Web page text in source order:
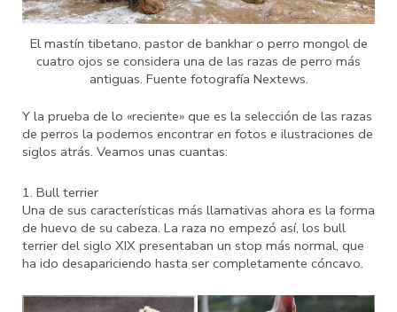
El mastín tibetano, pastor de bankhar o perro mongol de
cuatro ojos se considera una de las razas de perro más
antiguas. Fuente fotografía Nextews.
Y la prueba de lo «reciente» que es la selección de las razas
de perros la podemos encontrar en fotos e ilustraciones de
siglos atrás. Veamos unas cuantas:
1. Bull terrier
Una de sus características más llamativas ahora es la forma
de huevo de su cabeza. La raza no empezó así, los bull
terrier del siglo XIX presentaban un stop más normal, que
ha ido desapariciendo hasta ser completamente cóncavo.